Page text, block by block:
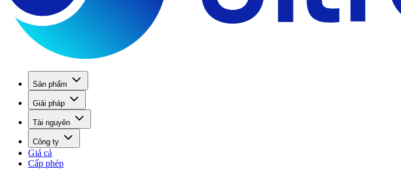
Sản phẩm
Giải pháp
Tài nguyên
Công ty
Giá cả
Cấp phép